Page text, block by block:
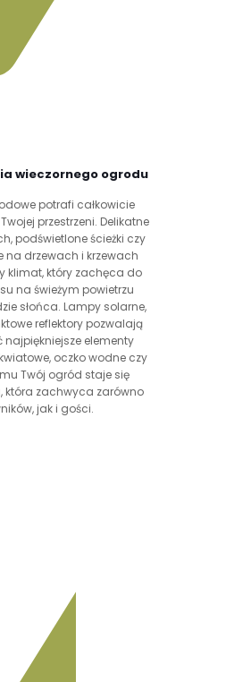
wieczornego ogrodu
potrafi całkowicie
przestrzeni. Delikatne
podświetlone ścieżki czy
na drzewach i krzewach
klimat, który zachęca do
na świeżym powietrzu
słońca. Lampy solarne,
reflektory pozwalają
elementy
oczko wodne czy
Twój ogród staje się
która zachwyca zarówno
jak i gości.